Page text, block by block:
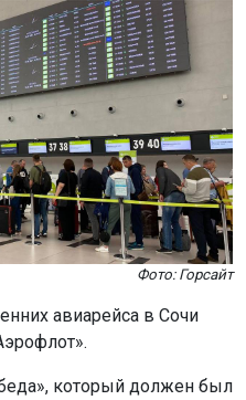
Фото: Горсайт
авиарейса в Сочи
который должен был